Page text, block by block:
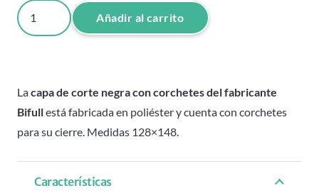
Capa
de
corchetes
-
Añadir al carrito
Lacapa de corte negra con corchetes del fabricante
Bifullestá fabricada en poliéster y cuenta con corchetes
para su cierre. Medidas 128×148.
Características